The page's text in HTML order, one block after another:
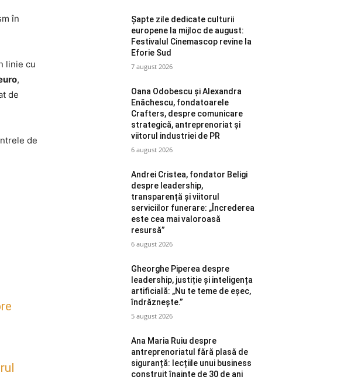
în
linie cu
,
de
de
Șapte zile dedicate culturii
europene la mijloc de august:
Festivalul Cinemascop revine la
Eforie Sud
7 august 2026
Oana Odobescu și Alexandra
Enăchescu, fondatoarele
Crafters, despre comunicare
strategică, antreprenoriat și
viitorul industriei de PR
6 august 2026
Andrei Cristea, fondator Beligi
despre leadership,
transparență și viitorul
serviciilor funerare: „Încrederea
este cea mai valoroasă
resursă”
6 august 2026
Gheorghe Piperea despre
leadership, justiție și inteligența
artificială: „Nu te teme de eșec,
îndrăznește.”
5 august 2026
Ana Maria Ruiu despre
antreprenoriatul fără plasă de
siguranță: lecțiile unui business
construit înainte de 30 de ani